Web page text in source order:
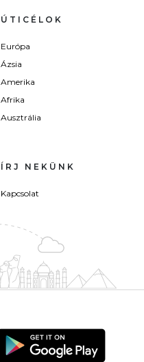
ÚTICÉLOK
Európa
Ázsia
Amerika
Afrika
Ausztrália
ÍRJ NEKÜNK
Kapcsolat